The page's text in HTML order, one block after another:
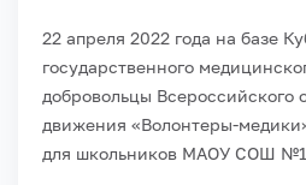
22 апреля 2022 года на базе
государственного
добровольцы Всероссийского
движения «Волонтеры-
для школьников МАОУ СОШ